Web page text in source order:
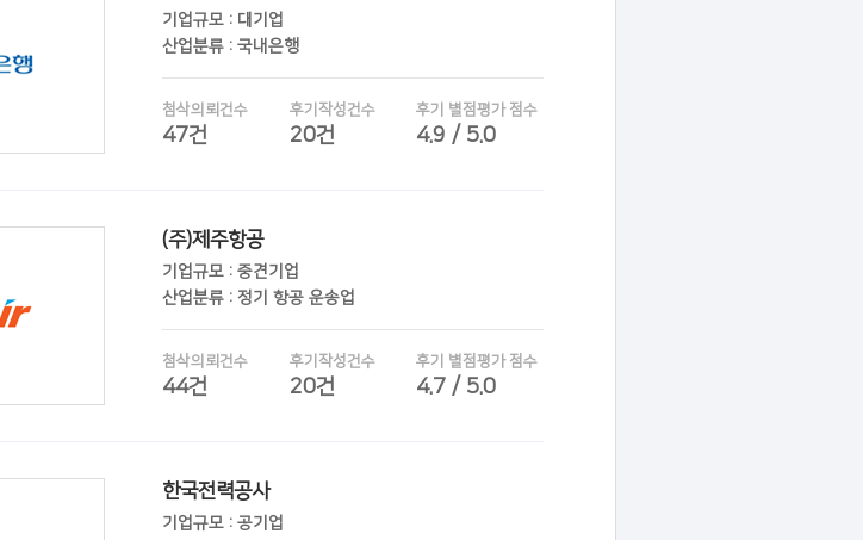
기업규모 : 대기업
산업분류 : 국내은행
첨삭의뢰건수
47건
후기작성건수
20건
후기 별점평가 점수
4.9 / 5.0
(주)제주항공
기업규모 : 중견기업
산업분류 : 정기 항공 운송업
첨삭의뢰건수
44건
후기작성건수
20건
후기 별점평가 점수
4.7 / 5.0
한국전력공사
기업규모 : 공기업